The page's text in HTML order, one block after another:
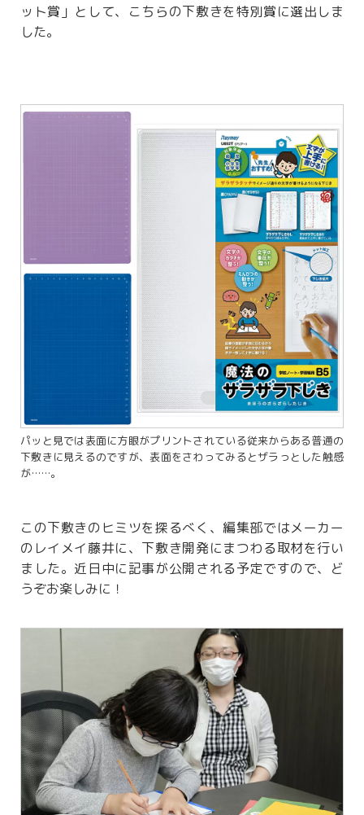
ット賞」として、こちらの下敷きを特別賞に選出しま
した。
パッと見では表面に方眼がプリントされている従来からある普通の
下敷きに見えるのですが、表面をさわってみるとザラっとした触感
が……。
この下敷きのヒミツを探るべく、編集部ではメーカー
のレイメイ藤井に、下敷き開発にまつわる取材を行い
ました。近日中に記事が公開される予定ですので、ど
うぞお楽しみに！